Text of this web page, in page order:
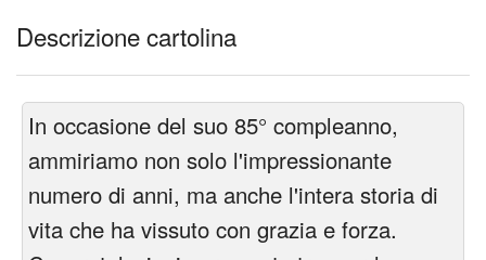
Descrizione cartolina
In occasione del suo 85° compleanno,
ammiriamo non solo l'impressionante
numero di anni, ma anche l'intera storia di
vita che ha vissuto con grazia e forza.